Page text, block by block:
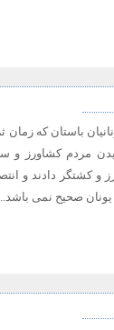
باستان که زمان
مردم کشاورز
و کشتگر دادند و
صحیح نمی